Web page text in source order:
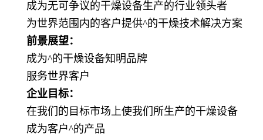
成为无可争议的干燥设备生产的行业领头者
为世界范围内的客户提供^的干燥技术解决方案
前景展望：
成为^的干燥设备知明品牌
服务世界客户
企业目标：
在我们的目标市场上使我们所生产的干燥设备
成为客户^的产品